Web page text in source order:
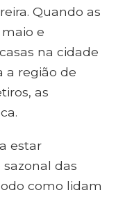
Quando as
e
na cidade
a região de
as
estar
das
como lidam